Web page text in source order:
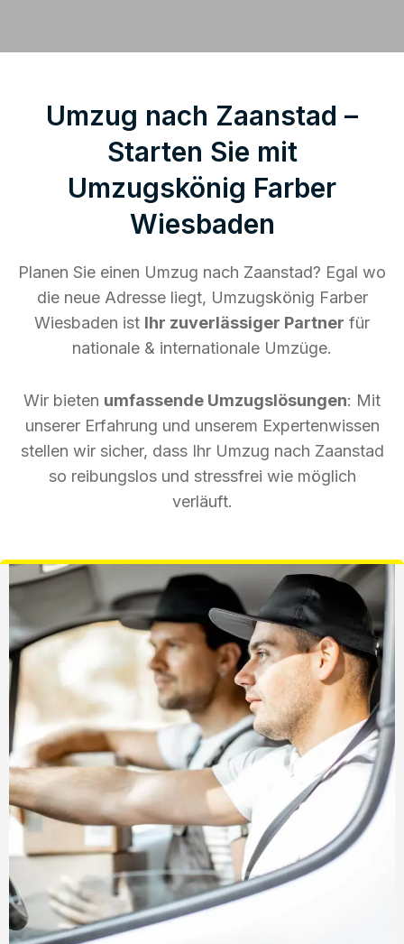
Umzug nach Zaanstad –
Starten Sie mit
Umzugskönig Farber
Wiesbaden
Planen Sie einen Umzug nach Zaanstad? Egal wo
die neue Adresse liegt, Umzugskönig Farber
Wiesbaden ist Ihr zuverlässiger Partner für
nationale & internationale Umzüge.
Wir bieten umfassende Umzugslösungen: Mit
unserer Erfahrung und unserem Expertenwissen
stellen wir sicher, dass Ihr Umzug nach Zaanstad
so reibungslos und stressfrei wie möglich
verläuft.